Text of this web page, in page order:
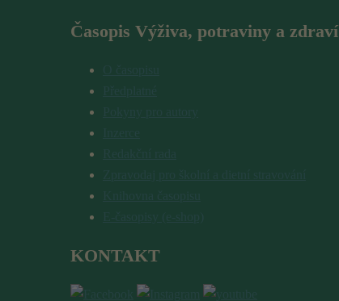
Časopis Výživa, potraviny a zdraví
KONTAKT